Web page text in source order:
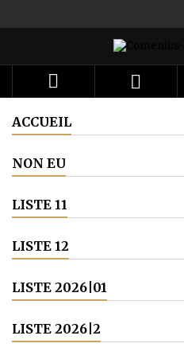
 
ACCUEIL
NON EU
LISTE 11
LISTE 12
LISTE 2026|01
LISTE 2026|2